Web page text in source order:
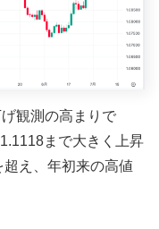
観測の高まりで
まで大きく上昇
え、年初来の高値